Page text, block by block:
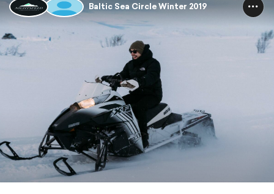
Baltic Sea Circle Winter 2019